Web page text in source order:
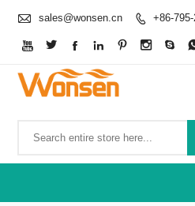
 sales@wonsen.cn  +86-
      